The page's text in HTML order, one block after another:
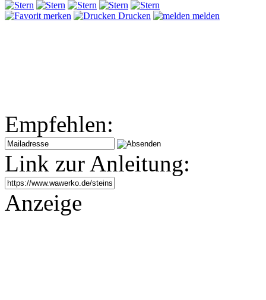
merken Drucken melden
Empfehlen:
Link zur Anleitung:
Anzeige